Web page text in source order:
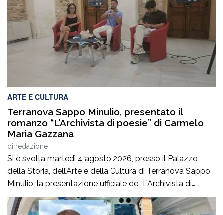
che attesta una crisi gravissima del settore, purtroppo
negata dai […]
ARTE E CULTURA
Terranova Sappo Minulio, presentato il
romanzo “L’Archivista di poesie” di Carmelo
Maria Gazzana
di redazione
Si è svolta martedì 4 agosto 2026, presso il Palazzo
della Storia, dell’Arte e della Cultura di Terranova Sappo
Minulio, la presentazione ufficiale de “L’Archivista di
poesie”, secondo romanzo del giovane scrittore Carmelo
Maria Gazzana.La serata ha rappresentato un